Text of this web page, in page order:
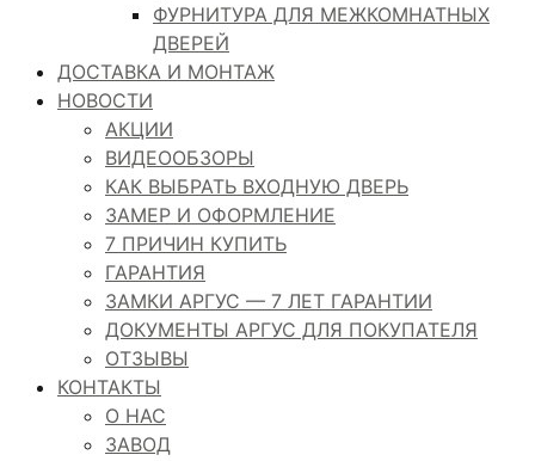
ФУРНИТУРА ДЛЯ МЕЖКОМНАТНЫХ
ДВЕРЕЙ
ДОСТАВКА И МОНТАЖ
НОВОСТИ
АКЦИИ
ВИДЕООБЗОРЫ
КАК ВЫБРАТЬ ВХОДНУЮ ДВЕРЬ
ЗАМЕР И ОФОРМЛЕНИЕ
7 ПРИЧИН КУПИТЬ
ГАРАНТИЯ
ЗАМКИ АРГУС — 7 ЛЕТ ГАРАНТИИ
ДОКУМЕНТЫ АРГУС ДЛЯ ПОКУПАТЕЛЯ
ОТЗЫВЫ
КОНТАКТЫ
О НАС
ЗАВОД